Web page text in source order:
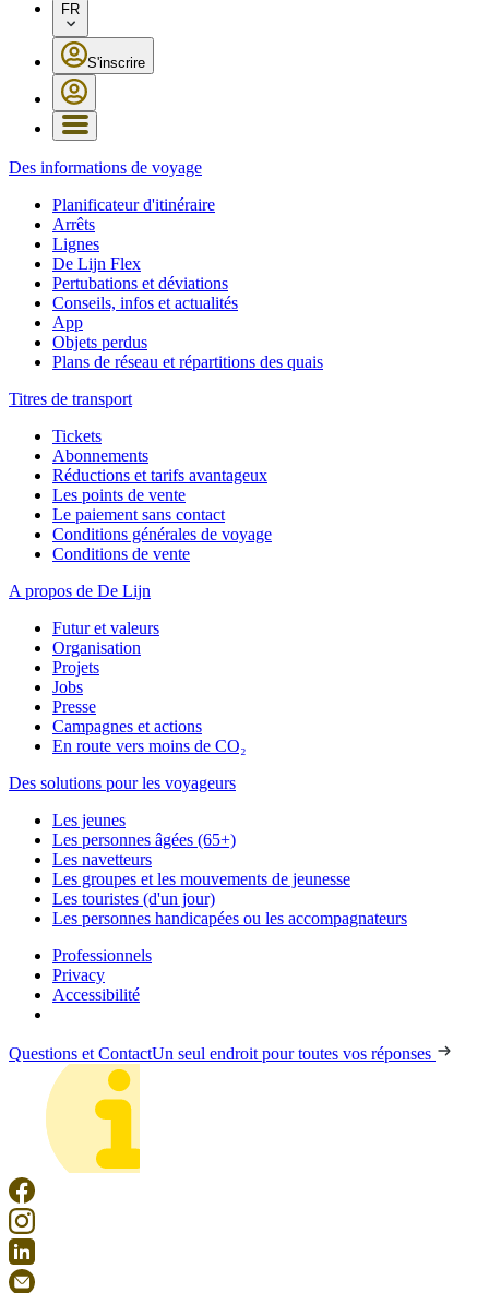
FR
S'inscrire
Des informations de voyage
Planificateur d'itinéraire
Arrêts
Lignes
De Lijn Flex
Pertubations et déviations
Conseils, infos et actualités
App
Objets perdus
Plans de réseau et répartitions des quais
Titres de transport
Tickets
Abonnements
Réductions et tarifs avantageux
Les points de vente
Le paiement sans contact
Conditions générales de voyage
Conditions de vente
A propos de De Lijn
Futur et valeurs
Organisation
Projets
Jobs
Presse
Campagnes et actions
En route vers moins de CO₂
Des solutions pour les voyageurs
Les jeunes
Les personnes âgées (65+)
Les navetteurs
Les groupes et les mouvements de jeunesse
Les touristes (d'un jour)
Les personnes handicapées ou les accompagnateurs
Professionnels
Privacy
Accessibilité
Questions et ContactUn seul endroit pour toutes vos réponses